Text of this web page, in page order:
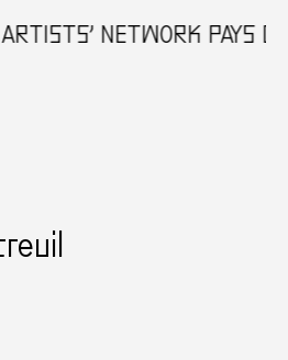
NETWORK PAYS